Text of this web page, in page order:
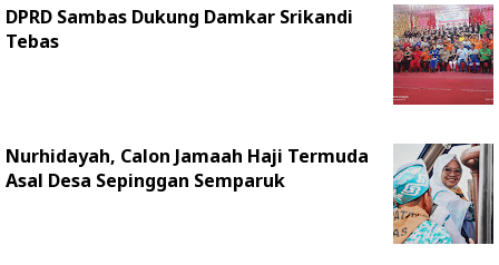
DPRD Sambas Dukung Damkar Srikandi
Tebas
Nurhidayah, Calon Jamaah Haji Termuda
Asal Desa Sepinggan Semparuk